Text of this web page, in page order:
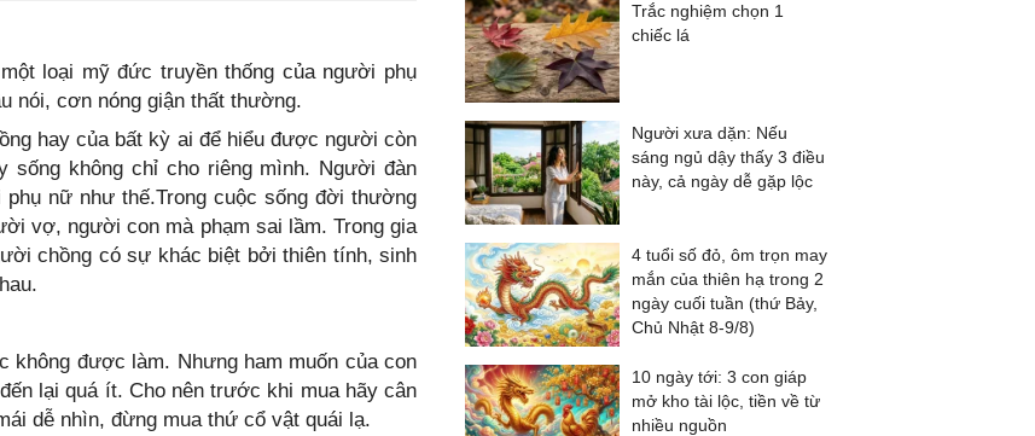
loại mỹ đức truyền thống của người phụ
nói, cơn nóng giận thất thường.
hay của bất kỳ ai để hiểu được người còn
sống không chỉ cho riêng mình. Người đàn
nữ như thế.Trong cuộc sống đời thường
vợ, người con mà phạm sai lầm. Trong gia
chồng có sự khác biệt bởi thiên tính, sinh
không được làm. Nhưng ham muốn của con
lại quá ít. Cho nên trước khi mua hãy cân
dễ nhìn, đừng mua thứ cổ vật quái lạ.
Trắc nghiệm chọn 1
chiếc lá
Người xưa dặn: Nếu
sáng ngủ dậy thấy 3 điều
này, cả ngày dễ gặp lộc
4 tuổi số đỏ, ôm trọn may
mắn của thiên hạ trong 2
ngày cuối tuần (thứ Bảy,
Chủ Nhật 8-9/8)
10 ngày tới: 3 con giáp
mở kho tài lộc, tiền về từ
nhiều nguồn